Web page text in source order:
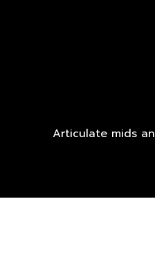
Articulate mids